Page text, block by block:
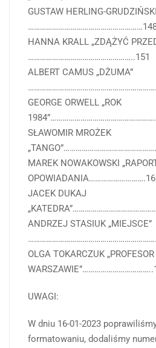
GUSTAW HERLING-
HANNA KRALL „ZDĄŻYĆ
……………………………………………..151
ALBERT CAMUS „DŻUMA”
GEORGE ORWELL „ROK
SŁAWOMIR MROŻEK
MAREK NOWAKOWSKI
JACEK DUKAJ
ANDRZEJ STASIUK „MIEJSCE”
OLGA TOKARCZUK
UWAGI:
W dniu 16-01-2023
formatowaniu, dodaliśmy